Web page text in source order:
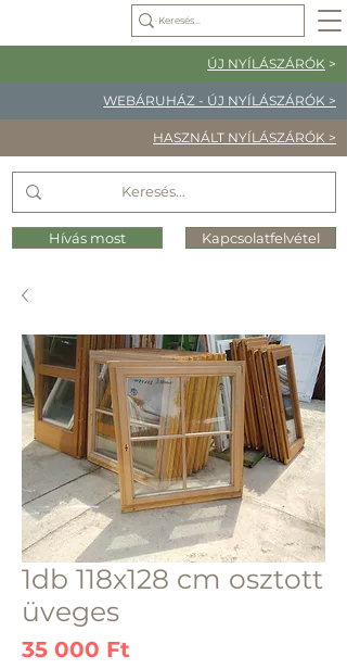
ÚJ NYÍLÁSZÁRÓK >
WEBÁRUHÁZ - ÚJ NYÍLÁSZÁRÓK >
HASZNÁLT NYÍLÁSZÁRÓK >
Hívás most Kapcsolatfelvétel
1db 118x128 cm osztott
üveges
35 000 Ft